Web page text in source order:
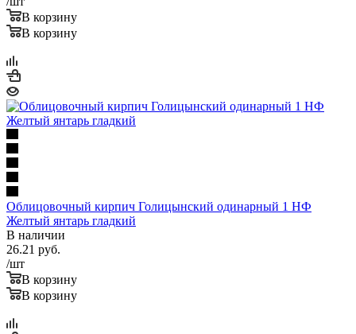
В корзину
В корзину
Облицовочный кирпич Голицынский одинарный 1 НФ
Желтый янтарь гладкий
В наличии
26.21 руб.
/шт
В корзину
В корзину